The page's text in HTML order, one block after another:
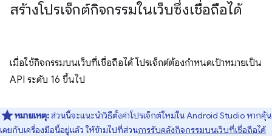
สร้างโปรเจ็กต์กิจกรรมในเว็บซึ่งเชื่อถือได้
เมื่อใช้กิจกรรมบนเว็บที่เชื่อถือได้ โปรเจ็กต์ต้องกำหนดเป้าหมายเป็น
API ระดับ 16 ขึ้นไป
หมายเหตุ:ส่วนนี้จะแนะนำวิธีตั้งค่าโปรเจ็กต์ใหม่ใน Android Studio หากคุ้น
เคยกับเครื่องมือนี้อยู่แล้ว ให้ข้ามไปที่ส่วนการรับคลังกิจกรรมบนเว็บที่เชื่อถือได้